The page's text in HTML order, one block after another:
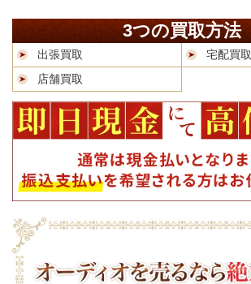
3つの買取方法
出張買取
宅配買取
店舗買取